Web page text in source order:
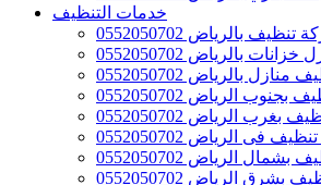
خدمات التنظيف
تنظيف بالرياض 0552050702
بالرياض 0552050702
بالرياض 0552050702
الرياض 0552050702
الرياض 0552050702
فى الرياض 0552050702
الرياض 0552050702
الرياض 0552050702